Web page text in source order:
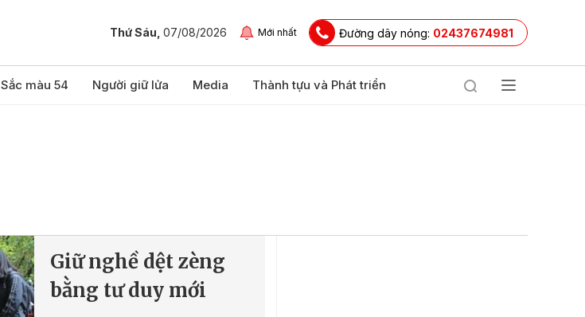
Thứ Sáu, 07/08/2026 Mới nhất Đường dây nóng: 02437674981
Sắc màu 54 Người giữ lửa Media Thành tựu và Phát triển
Giữ nghề dệt zèng
bằng tư duy mới